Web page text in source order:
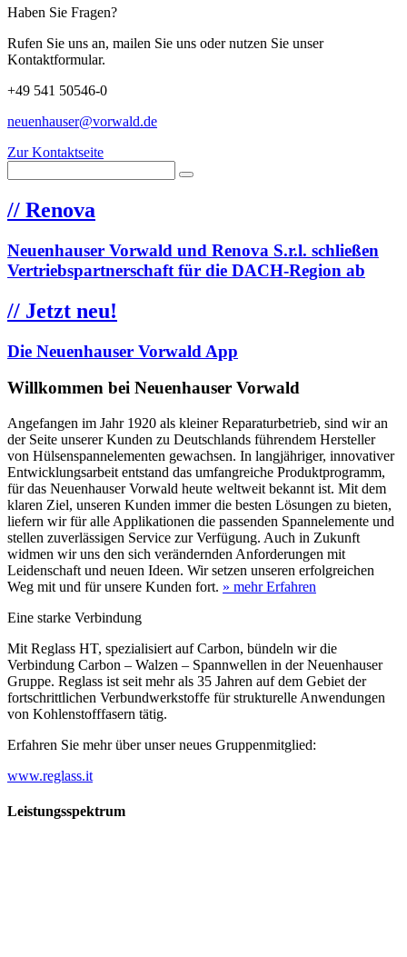
Haben Sie Fragen?
Rufen Sie uns an, mailen Sie uns oder nutzen Sie unser
Kontaktformular.
+49 541 50546-0
neuenhauser@vorwald.de
Zur Kontaktseite
// Renova
Neuenhauser Vorwald und Renova S.r.l. schließen
Vertriebspartnerschaft für die DACH-Region ab
// Jetzt neu!
Die Neuenhauser Vorwald App
Willkommen bei Neuenhauser Vorwald
Angefangen im Jahr 1920 als kleiner Reparaturbetrieb, sind wir an
der Seite unserer Kunden zu Deutschlands führendem Hersteller
von Hülsenspannelementen gewachsen. In langjähriger, innovativer
Entwicklungsarbeit entstand das umfangreiche Produktprogramm,
für das Neuenhauser Vorwald heute weltweit bekannt ist. Mit dem
klaren Ziel, unseren Kunden immer die besten Lösungen zu bieten,
liefern wir für alle Applikationen die passenden Spannelemente und
stellen zuverlässigen Service zur Verfügung. Auch in Zukunft
widmen wir uns den sich verändernden Anforderungen mit
Leidenschaft und neuen Ideen. Wir setzen unseren erfolgreichen
Weg mit und für unsere Kunden fort. » mehr Erfahren
Eine starke Verbindung
Mit Reglass HT, spezialisiert auf Carbon, bündeln wir die
Verbindung Carbon – Walzen – Spannwellen in der Neuenhauser
Gruppe. Reglass ist seit mehr als 35 Jahren auf dem Gebiet der
fortschrittlichen Verbundwerkstoffe für strukturelle Anwendungen
von Kohlenstofffasern tätig.
Erfahren Sie mehr über unser neues Gruppenmitglied:
www.reglass.it
Leistungsspektrum